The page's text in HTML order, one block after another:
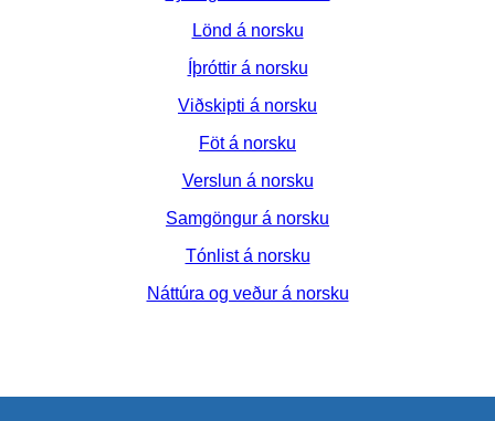
Lönd á norsku
Íþróttir á norsku
Viðskipti á norsku
Föt á norsku
Verslun á norsku
Samgöngur á norsku
Tónlist á norsku
Náttúra og veður á norsku